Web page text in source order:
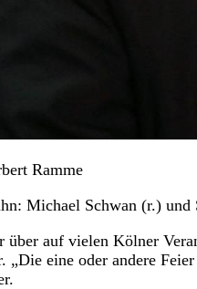
Ramme
Michael Schwan (r.)
über auf vielen Kölner
„Die eine oder andere